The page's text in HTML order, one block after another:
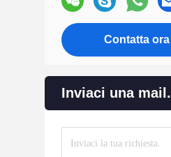
Contatta ora
Inviaci una mail.